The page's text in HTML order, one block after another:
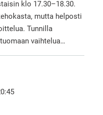
klo 17.30–18.30.
mutta helposti
Tunnilla
vaihtelua…